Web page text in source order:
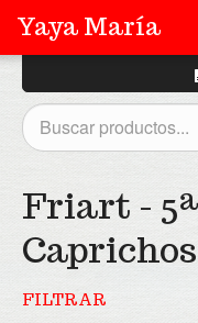
Yaya María
Home
Quienes somos
Productos
Nuestras marcas
Consejos y Recetas
Friart -
Caprichos
FILTRAR